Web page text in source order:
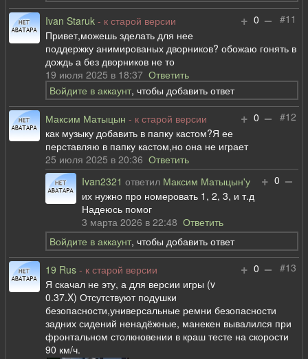
#11
+ 0 –
Ivan Staruk - к старой версии
Привет,можешь зделать для нее
поддержку анимированых дворников? обожаю гонять в
дождь а без дворников не то
19 июля 2025 в 18:37Ответить
Войдите в аккаунт, чтобы добавить ответ
#12
+ 0 –
Максим Матыцын - к старой версии
как музыку добавить в папку кастом?Я ее
перставляю в папку кастом,но она не играет
25 июля 2025 в 20:36Ответить
+ 0 –
Ivan2321 ответил Максим Матыцын'у
их нужно про номеровать 1, 2, 3, и т.д
Надеюсь помог
3 марта 2026 в 22:48Ответить
Войдите в аккаунт, чтобы добавить ответ
#13
+ 0 –
19 Rus - к старой версии
Я скачал не эту, а для версии игры (v
0.37.X) Отсутствуют подушки
безопасности,универсальные ремни безопасности
задних сидений ненадёжные, манекен вывалился при
фронтальном столкновении в краш тесте на скорости
90 км/ч.